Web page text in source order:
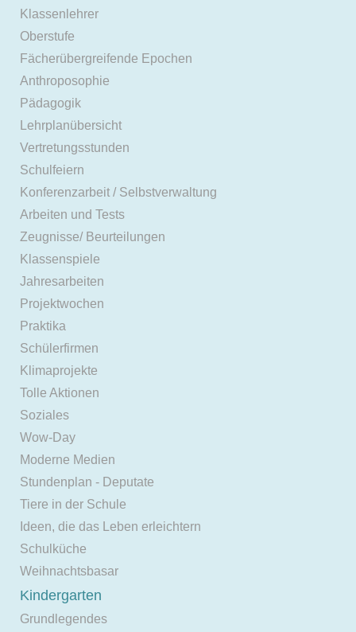
Klassenlehrer
Oberstufe
Fächerübergreifende Epochen
Anthroposophie
Pädagogik
Lehrplanübersicht
Vertretungsstunden
Schulfeiern
Konferenzarbeit / Selbstverwaltung
Arbeiten und Tests
Zeugnisse/ Beurteilungen
Klassenspiele
Jahresarbeiten
Projektwochen
Praktika
Schülerfirmen
Klimaprojekte
Tolle Aktionen
Soziales
Wow-Day
Moderne Medien
Stundenplan - Deputate
Tiere in der Schule
Ideen, die das Leben erleichtern
Schulküche
Weihnachtsbasar
Kindergarten
Grundlegendes